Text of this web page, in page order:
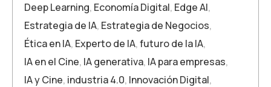
Deep Learning, Economía Digital, Edge AI,
Estrategia de IA, Estrategia de Negocios,
Ética en IA, Experto de IA,futuro de la IA,
IA en el Cine, IA generativa, IA para empresas,
IA y Cine, industria 4.0, Innovación Digital,